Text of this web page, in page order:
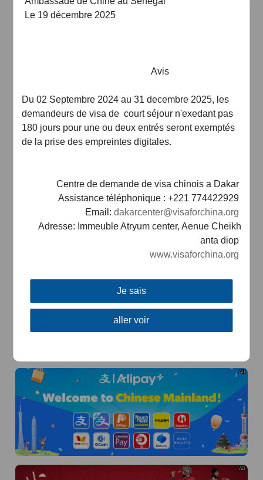
Sud de la Chine
Le bassin du Fleuve Jaune et ses 18,000km de côtes
AD
AD
Le 19 décembre 2025
Avis
Du 02 Septembre 2024 au 31 decembre 2025, les
demandeurs de visa de court séjour n'exedant pas
180 jours pour une ou deux entrés seront exemptés
de la prise des empreintes digitales.
Centre de demande de visa chinois a Dakar
Assistance téléphonique : +221 774422929
Email: dakarcenter@visaforchina.org
Adresse: Immeuble Atryum center, Aenue Cheikh
anta diop
www.visaforchina.org
Je sais
aller voir